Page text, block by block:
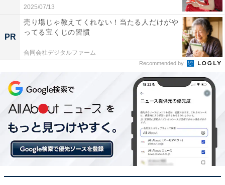
2025/07/13
PR
売り場じゃ教えてくれない！当たる人だけがや
ってる宝くじの習慣
合同会社デジタルファーム
Recommended by